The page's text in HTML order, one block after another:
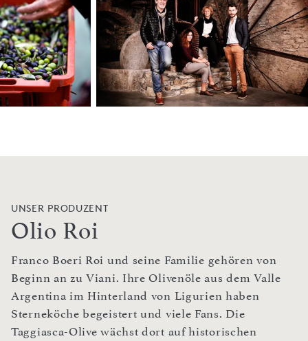
UNSER PRODUZENT
Olio Roi
Franco Boeri Roi und seine Familie gehören von
Beginn an zu Viani. Ihre Olivenöle aus dem Valle
Argentina im Hinterland von Ligurien haben
Sterneköche begeistert und viele Fans. Die
Taggiasca-Olive wächst dort auf historischen